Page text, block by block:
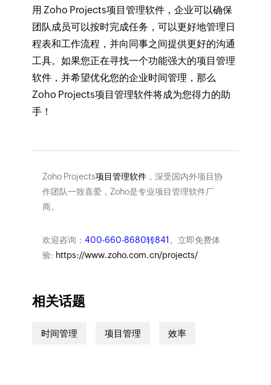
用 Zoho Projects项目管理软件，企业可以确保
团队成员可以按时完成任务，可以更好地管理日
程表和工作流程，并向同事之间提供更好的沟通
工具。如果您正在寻找一个功能强大的项目管理
软件，并希望优化您的企业时间管理，那么
Zoho Projects项目管理软件将成为您得力的助
手！
Zoho Projects项目管理软件，深受国内外项目协
作团队一致喜爱，Zoho是专业项目管理软件厂
商。
欢迎咨询： 400-660-8680转841 。立即免费体
验: https://www.zoho.com.cn/projects/
相关话题
时间管理 项目管理 效率